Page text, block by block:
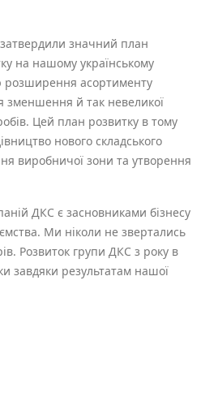
значний план
на нашому українському
розширення асортименту
зменшення й так невеликої
Цей план розвитку в тому
нового складського
виробничої зони та утворення
ДКС є засновниками бізнесу
Ми ніколи не звертались
Розвиток групи ДКС з року в
завдяки результатам нашої